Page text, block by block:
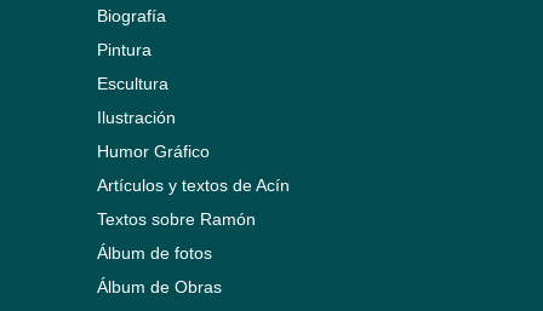
Biografía
Pintura
Escultura
Ilustración
Humor Gráfico
Artículos y textos de Acín
Textos sobre Ramón
Álbum de fotos
Álbum de Obras